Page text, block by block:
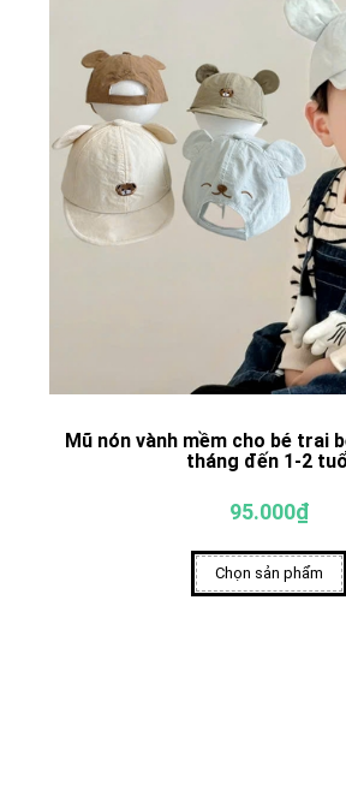
Mũ nón vành mềm cho bé trai
tháng đến 1-2
95.000₫
Chọn sản phẩm